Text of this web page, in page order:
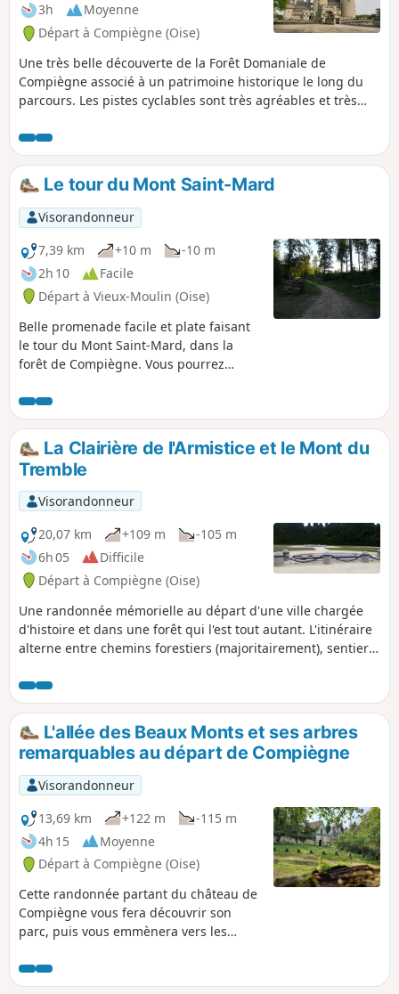
3h
Moyenne
Départ à Compiègne (Oise)
Une très belle découverte de la Forêt Domaniale de
Compiègne associé à un patrimoine historique le long du
parcours. Les pistes cyclables sont très agréables et très
faciles et très proches du circuit.
Le tour du Mont Saint-Mard
Visorandonneur
7,39 km
+10 m
-10 m
2h 10
Facile
Départ à Vieux-Moulin (Oise)
Belle promenade facile et plate faisant
le tour du Mont Saint-Mard, dans la
forêt de Compiègne. Vous pourrez
plusieurs points de vue, découvrir des
arbres remarquables et vous désaltérer
à la Fontaine Maitre Jean. Deux accès en
voiture sont possibles dont l'un voisin
d'une aire de pique-nique ombragée.
La Clairière de l'Armistice et le Mont du
Tremble
Visorandonneur
20,07 km
+109 m
-105 m
6h 05
Difficile
Départ à Compiègne (Oise)
Une randonnée mémorielle au départ d'une ville chargée
d'histoire et dans une forêt qui l'est tout autant. L'itinéraire
alterne entre chemins forestiers (majoritairement), sentiers,
Tremble, cheminement le long de l'Aisne et tronçons
urbains riches en patrimoine.
L'allée des Beaux Monts et ses arbres
remarquables au départ de Compiègne
Visorandonneur
13,69 km
+122 m
-115 m
4h 15
Moyenne
Départ à Compiègne (Oise)
Cette randonnée partant du château de
Compiègne vous fera découvrir son
parc, puis vous emmènera vers les
l'allée des Beaux Monts, en passant par
la bute des Beaux Monts et son point de